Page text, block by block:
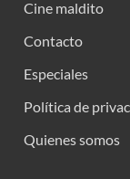
Cine maldito
Contacto
Especiales
Política de
Quienes somos